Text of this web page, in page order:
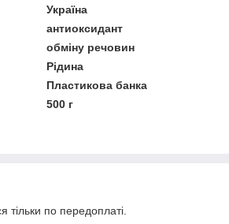
Україна
антиоксидант
обміну речовин
Рідина
Пластикова банка
500 г
тільки по передоплаті.